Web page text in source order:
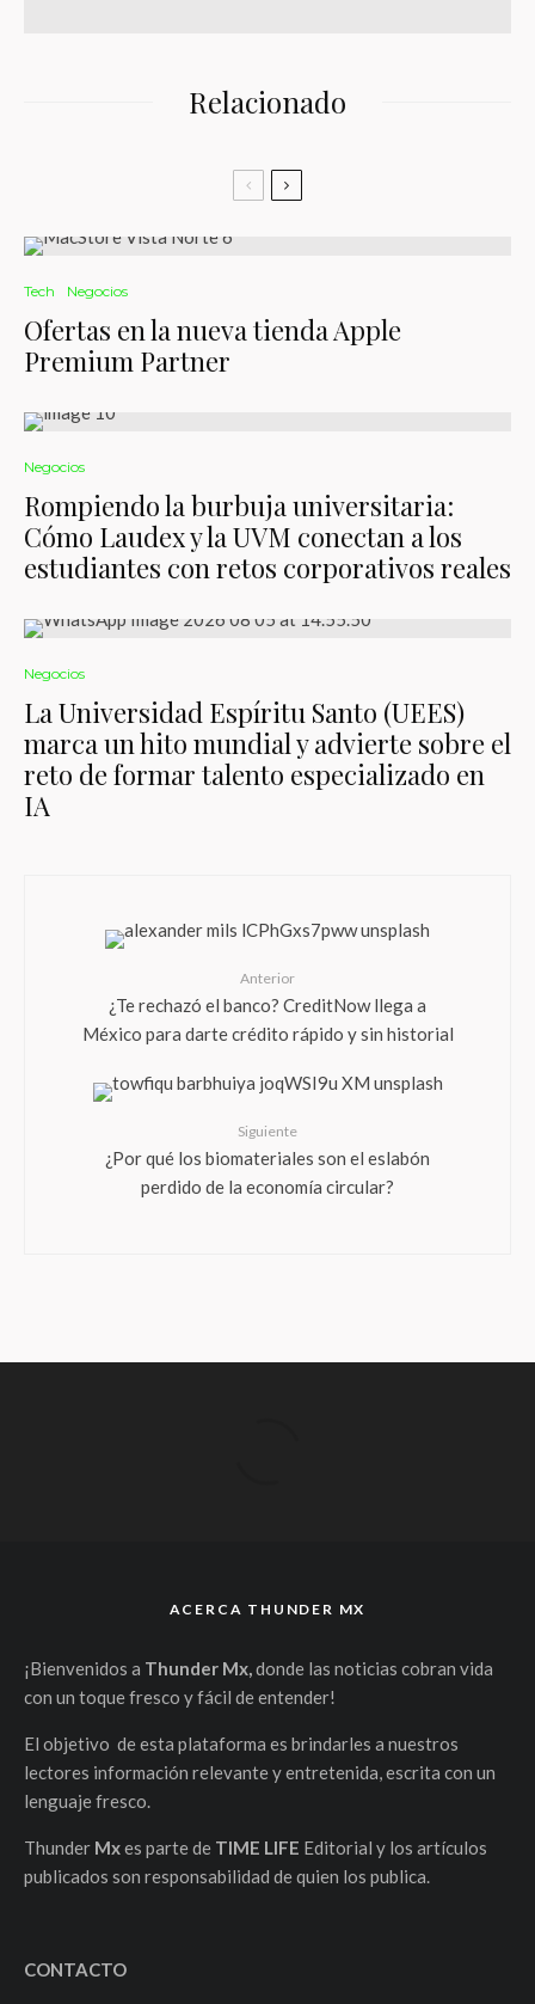
Relacionado
Tech Negocios
Ofertas en la nueva tienda Apple
Premium Partner
Negocios
Rompiendo la burbuja universitaria:
Cómo Laudex y la UVM conectan a los
estudiantes con retos corporativos reales
Negocios
La Universidad Espíritu Santo (UEES)
marca un hito mundial y advierte sobre el
reto de formar talento especializado en
IA
Anterior
¿Te rechazó el banco? CreditNow llega a
México para darte crédito rápido y sin historial
Siguiente
¿Por qué los biomateriales son el eslabón
perdido de la economía circular?
ACERCA THUNDER MX
¡Bienvenidos a Thunder Mx,donde las noticias cobran vida
con un toque fresco y fácil de entender!
El objetivo de esta plataforma es brindarles a nuestros
lectores información relevante y entretenida, escrita con un
lenguaje fresco.
Thunder Mxes parte de TIME LIFE Editorial y los artículos
publicados son responsabilidad de quien los publica.
CONTACTO